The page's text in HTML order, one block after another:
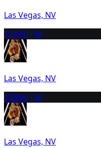
Las Vegas, NV
128:00 PM
Las Vegas, NV
138:00 PM
Las Vegas, NV